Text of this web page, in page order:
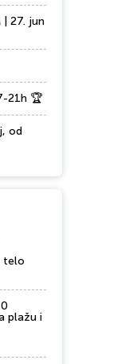
| 27. jun
21h 🏆
od
telo
plažu i